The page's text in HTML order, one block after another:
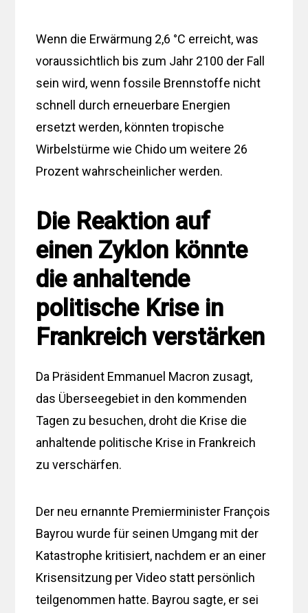
Wenn die Erwärmung 2,6 °C erreicht, was
voraussichtlich bis zum Jahr 2100 der Fall
sein wird, wenn fossile Brennstoffe nicht
schnell durch erneuerbare Energien
ersetzt werden, könnten tropische
Wirbelstürme wie Chido um weitere 26
Prozent wahrscheinlicher werden.
Die Reaktion auf
einen Zyklon könnte
die anhaltende
politische Krise in
Frankreich verstärken
Da Präsident Emmanuel Macron zusagt,
das Überseegebiet in den kommenden
Tagen zu besuchen, droht die Krise die
anhaltende politische Krise in Frankreich
zu verschärfen.
Der neu ernannte Premierminister François
Bayrou wurde für seinen Umgang mit der
Katastrophe kritisiert, nachdem er an einer
Krisensitzung per Video statt persönlich
teilgenommen hatte. Bayrou sagte, er sei